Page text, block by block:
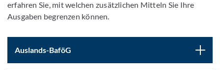
erfahren Sie, mit welchen zusätzlichen Mitteln Sie Ihre
Ausgaben begrenzen können.
Auslands-BaföG